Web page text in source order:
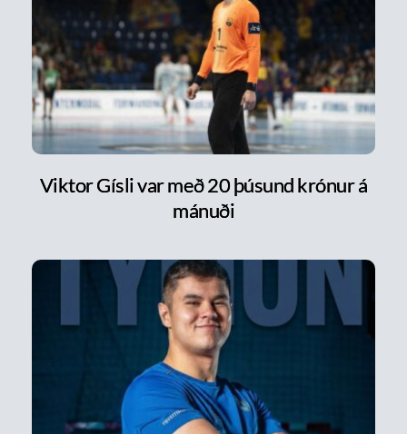
Viktor Gísli var með 20 þúsund krónur á
mánuði